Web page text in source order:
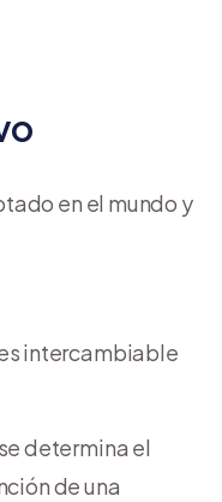
en el mundo y
intercambiable
determina el
de una